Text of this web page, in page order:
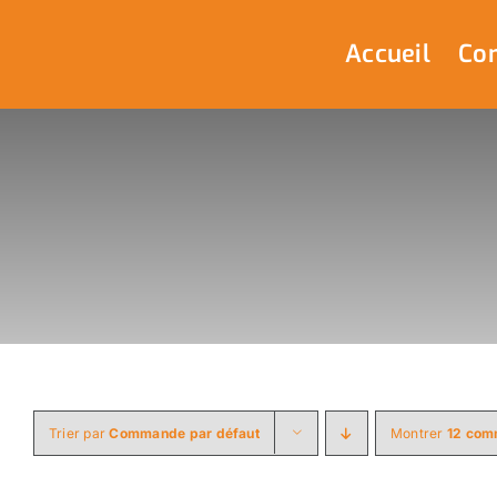
Accueil
Trier parCommande par défaut Montrer 12